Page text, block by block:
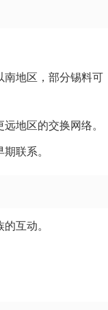
南地区，部分锡料可
地区的交换网络。
联系。
互动。